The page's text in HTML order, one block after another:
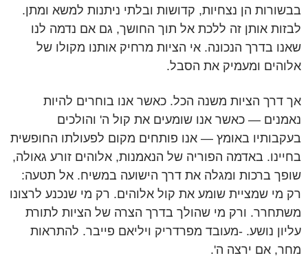
בבשורות הן נצחיות, קדושות ובלתי ניתנות למשא ומתן.
לבזות אותן זה ללכת אל תוך החושך, גם אם נדמה לנו
שאנו בדרך הנכונה. אי הציות מרחיק אותנו מקולו של
אלוהים ומעמיק את הסבל.
אך דרך הציות משנה הכל. כאשר אנו בוחרים להיות
נאמנים — כאשר אנו שומעים את קול ה' והולכים
בעקבותיו באומץ — אנו פותחים מקום לפעולתו החופשית
בחיינו. באדמה הפוריה של הנאמנות, אלוהים זורע גאולה,
שופך ברכות ומגלה את דרך הישועה במשיח. אל תטעה:
רק מי שמציית שומע את קול אלוהים. רק מי שנכנע לרצונו
משתחרר. ורק מי שהולך בדרך הצרה של הציות לתורת
עליון נושע. -מעובד מפרדריק ויליאם פייבר. להתראות
מחר, אם ירצה ה'.